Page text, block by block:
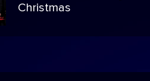
Christmas